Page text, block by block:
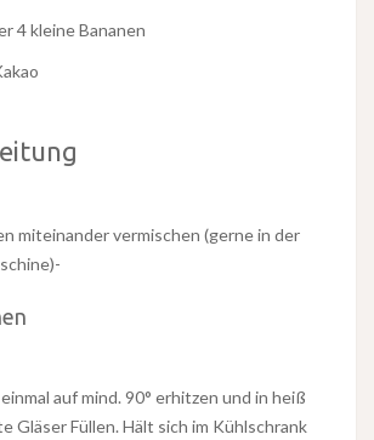
4 kleine Bananen
miteinander vermischen (gerne in der
auf mind. 90° erhitzen und in heiß
Gläser Füllen. Hält sich im Kühlschrank